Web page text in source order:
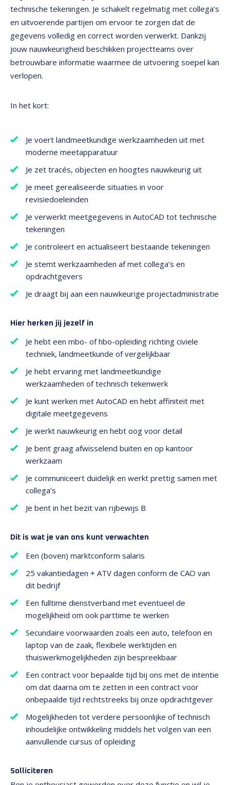
technische tekeningen. Je schakelt regelmatig met collega’s
en uitvoerende partijen om ervoor te zorgen dat de
gegevens volledig en correct worden verwerkt. Dankzij
jouw nauwkeurigheid beschikken projectteams over
betrouwbare informatie waarmee de uitvoering soepel kan
verlopen.
In het kort:
Je voert landmeetkundige werkzaamheden uit met
moderne meetapparatuur
Je zet tracés, objecten en hoogtes nauwkeurig uit
Je meet gerealiseerde situaties in voor
revisiedoeleinden
Je verwerkt meetgegevens in AutoCAD tot technische
tekeningen
Je controleert en actualiseert bestaande tekeningen
Je stemt werkzaamheden af met collega’s en
opdrachtgevers
Je draagt bij aan een nauwkeurige projectadministratie
Hier herken jij jezelf in
Je hebt een mbo- of hbo-opleiding richting civiele
techniek, landmeetkunde of vergelijkbaar
Je hebt ervaring met landmeetkundige
werkzaamheden of technisch tekenwerk
Je kunt werken met AutoCAD en hebt affiniteit met
digitale meetgegevens
Je werkt nauwkeurig en hebt oog voor detail
Je bent graag afwisselend buiten en op kantoor
werkzaam
Je communiceert duidelijk en werkt prettig samen met
collega’s
Je bent in het bezit van rijbewijs B
Dit is wat je van ons kunt verwachten
Een (boven) marktconform salaris
25 vakantiedagen + ATV dagen conform de CAO van
dit bedrijf
Een fulltime dienstverband met eventueel de
mogelijkheid om ook parttime te werken
Secundaire voorwaarden zoals een auto, telefoon en
laptop van de zaak, flexibele werktijden en
thuiswerkmogelijkheden zijn bespreekbaar
Een contract voor bepaalde tijd bij ons met de intentie
om dat daarna om te zetten in een contract voor
onbepaalde tijd rechtstreeks bij onze opdrachtgever
Mogelijkheden tot verdere persoonlijke of technisch
inhoudelijke ontwikkeling middels het volgen van een
aanvullende cursus of opleiding
Solliciteren